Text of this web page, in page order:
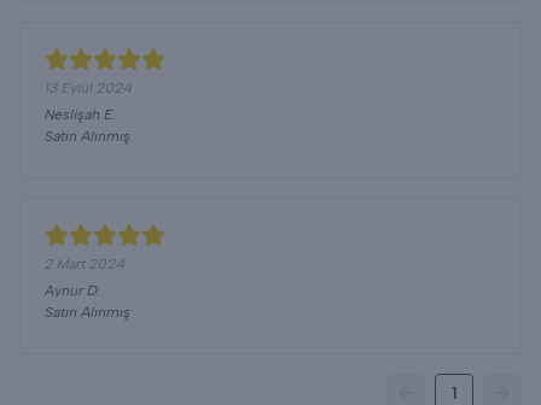
13 Eylül 2024
Neslişah E.
Satın Alınmış
2 Mart 2024
Aynur D.
Satın Alınmış
1